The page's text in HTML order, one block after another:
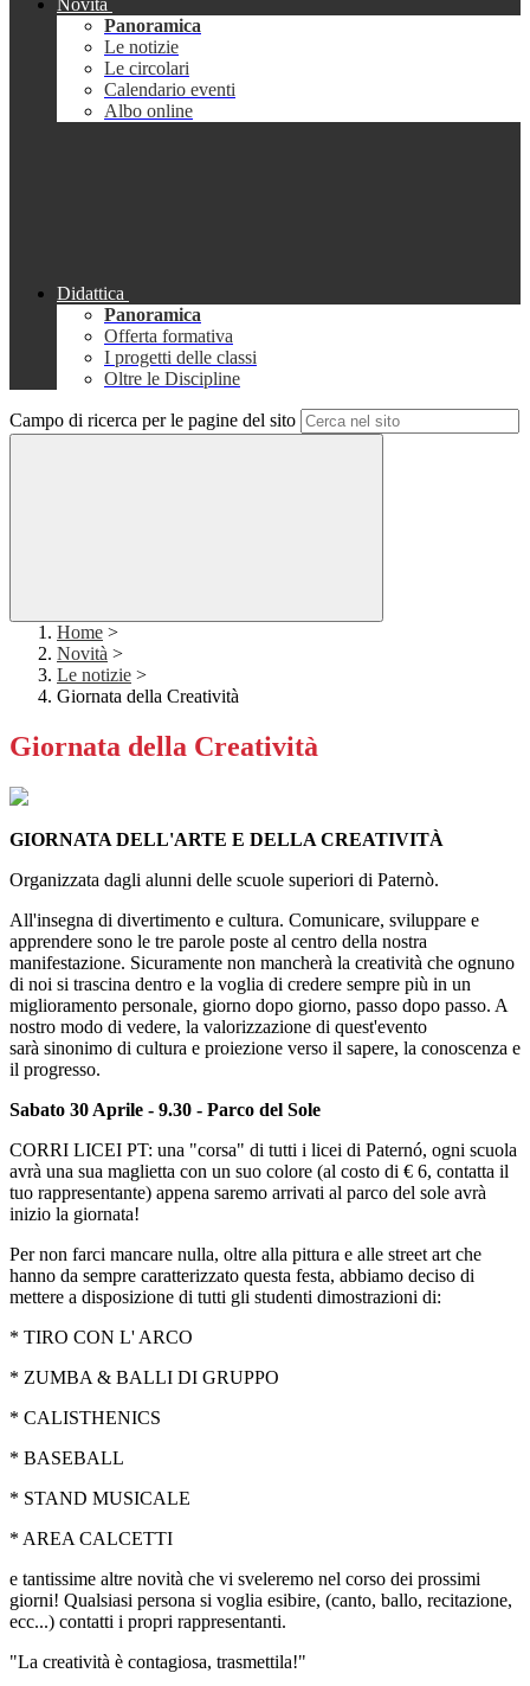
Novità
Panoramica
Le notizie
Le circolari
Calendario eventi
Albo online
Didattica
Panoramica
Offerta formativa
I progetti delle classi
Oltre le Discipline
Campo di ricerca per le pagine del sito
Home >
Novità >
Le notizie >
Giornata della Creatività
Giornata della Creatività
GIORNATA DELL'ARTE E DELLA CREATIVITÀ
Organizzata dagli alunni delle scuole superiori di Paternò.
All'insegna di divertimento e cultura. Comunicare, sviluppare e
apprendere sono le tre parole poste al centro della nostra
manifestazione. Sicuramente non mancherà la creatività che ognuno
di noi si trascina dentro e la voglia di credere sempre più in un
miglioramento personale, giorno dopo giorno, passo dopo passo. A
nostro modo di vedere, la valorizzazione di quest'evento
sarà sinonimo di cultura e proiezione verso il sapere, la conoscenza e
il progresso.
Sabato 30 Aprile - 9.30 - Parco del Sole
CORRI LICEI PT: una "corsa" di tutti i licei di Paternó, ogni scuola
avrà una sua maglietta con un suo colore (al costo di € 6, contatta il
tuo rappresentante) appena saremo arrivati al parco del sole avrà
inizio la giornata!
Per non farci mancare nulla, oltre alla pittura e alle street art che
hanno da sempre caratterizzato questa festa, abbiamo deciso di
mettere a disposizione di tutti gli studenti dimostrazioni di:
* TIRO CON L' ARCO
* ZUMBA & BALLI DI GRUPPO
* CALISTHENICS
* BASEBALL
* STAND MUSICALE
* AREA CALCETTI
e tantissime altre novità che vi sveleremo nel corso dei prossimi
giorni! Qualsiasi persona si voglia esibire, (canto, ballo, recitazione,
ecc...) contatti i propri rappresentanti.
"La creatività è contagiosa, trasmettila!"